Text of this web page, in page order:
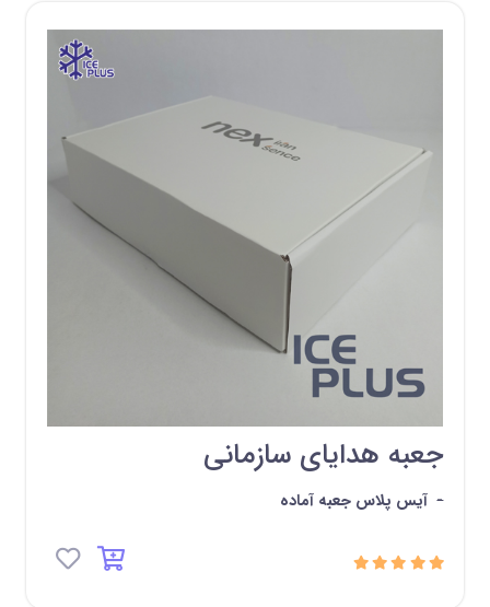
جعبه هدایای سازمانی
- آیس پلاس جعبه آماده